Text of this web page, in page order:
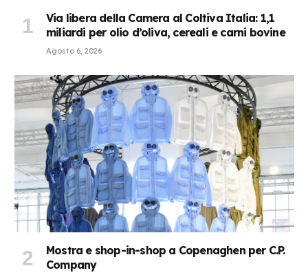
Via libera della Camera al Coltiva Italia: 1,1
miliardi per olio d’oliva, cereali e carni bovine
Agosto 6, 2026
Mostra e shop-in-shop a Copenaghen per C.P.
Company